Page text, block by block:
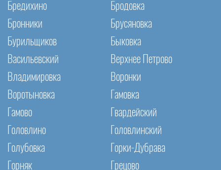
Бредихино
Бродовка
Бронники
Брусяновка
Бурильщиков
Быковка
Васильевский
Верхнее Петрово
Владимировка
Воронки
Воротыновка
Гамовка
Гамово
Гвардейский
Головлино
Головлинский
Голубовка
Горки-Дубрава
Горняк
Грецово